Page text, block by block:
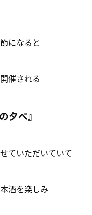
になると
催される
の夕べ』
ていただいていて
酒を楽しみ